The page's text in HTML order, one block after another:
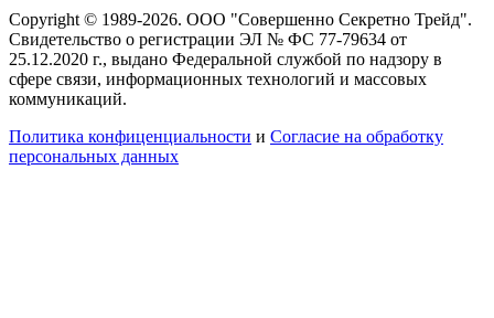
Copyright © 1989-2026. ООО "Совершенно Секретно Трейд".
Свидетельство о регистрации ЭЛ № ФС 77-79634 от
25.12.2020 г., выдано Федеральной службой по надзору в
сфере связи, информационных технологий и массовых
коммуникаций.
Политика конфиценциальности и Согласие на обработку
персональных данных